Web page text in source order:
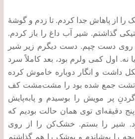
را از پاهاش جدا کردم.تا زدم و گوشۀ
گذاشتم. شیر آب داغ را باز کردم.
روی دست چپم. دست دیگرم زیر شیر
نه.
اول کمی ولرم بود، بعد کاملاً سرد
داشت و انگار دوباره خاموش کرده
تشت جمع شده بود را مشت‌مشت کف
پر مویش را بوسیدم و پابه‌پایش
دقیقه‌ای توی همان حالت بودیم که
. شیر را بستم. خشک‌کن را از روی
بچه را پوشاندم و پوشک را هم گذاشتم